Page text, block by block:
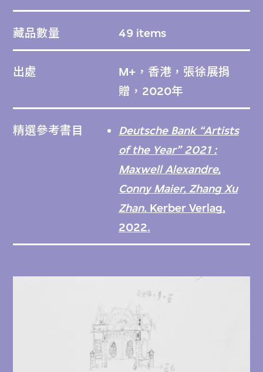
藏品數量 49 items
出處
M+，香港，張徐展捐
贈，2020年
精選參考書目
Deutsche Bank “Artists
of the Year” 2021 :
Maxwell Alexandre,
Conny Maier, Zhang Xu
Zhan. Kerber Verlag,
2022.